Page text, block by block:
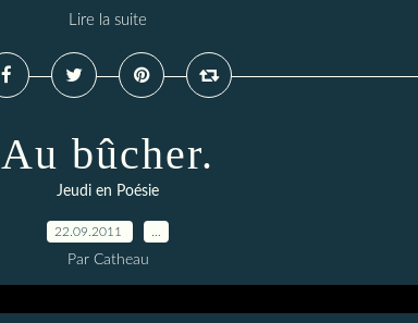
Lire la suite
Au bûcher.
Jeudi en Poésie
22.09.2011
Par Catheau